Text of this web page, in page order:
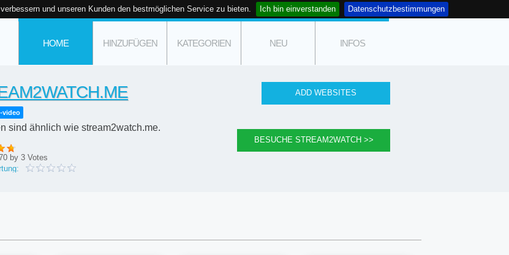
und unseren Kunden den bestmöglichen Service zu bieten. Ich bin einverstanden Datenschutzbestimmungen
HOME HINZUFÜGEN KATEGORIEN NEU INFOS
video
sind ähnlich wie stream2watch.me.
by 3 Votes